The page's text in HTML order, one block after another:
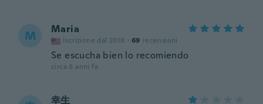
M Maria
Iscrizione dal 2018 · 69 recensioni
Se escucha bien lo recomiendo
circa 6 anni fa
幸生